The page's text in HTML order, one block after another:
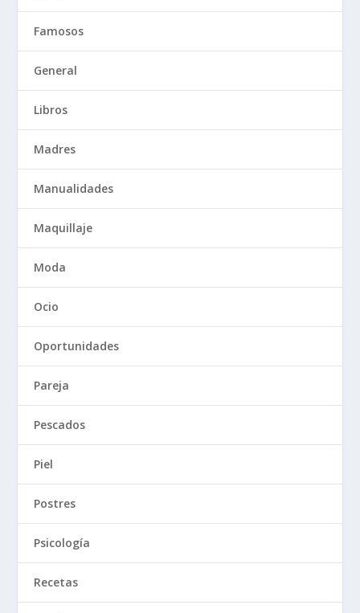
Famosos
General
Libros
Madres
Manualidades
Maquillaje
Moda
Ocio
Oportunidades
Pareja
Pescados
Piel
Postres
Psicología
Recetas